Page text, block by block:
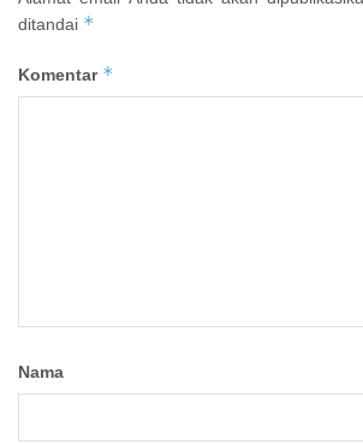
ditandai *
Komentar *
Nama